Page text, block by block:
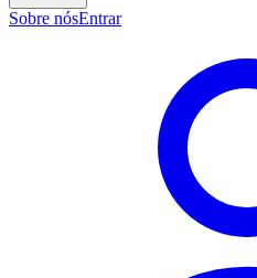
Sobre nósEntrar